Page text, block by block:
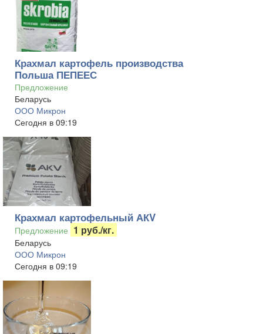
Крахмал картофель производства
Польша ПЕПЕЕС
Предложение
Беларусь
ООО Микрон
Сегодня в 09:19
Крахмал картофельный АКV
Предложение 1 руб./кг.
Беларусь
ООО Микрон
Сегодня в 09:19